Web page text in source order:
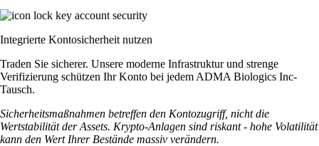
Integrierte Kontosicherheit nutzen
Traden Sie sicherer. Unsere moderne Infrastruktur und strenge
Verifizierung schützen Ihr Konto bei jedem ADMA Biologics Inc-
Tausch.
Sicherheitsmaßnahmen betreffen den Kontozugriff, nicht die
Wertstabilität der Assets. Krypto-Anlagen sind riskant - hohe Volatilität
kann den Wert Ihrer Bestände massiv verändern.